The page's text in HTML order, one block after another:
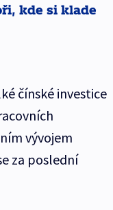
kde si klade
čínské investice
vývojem
za poslední